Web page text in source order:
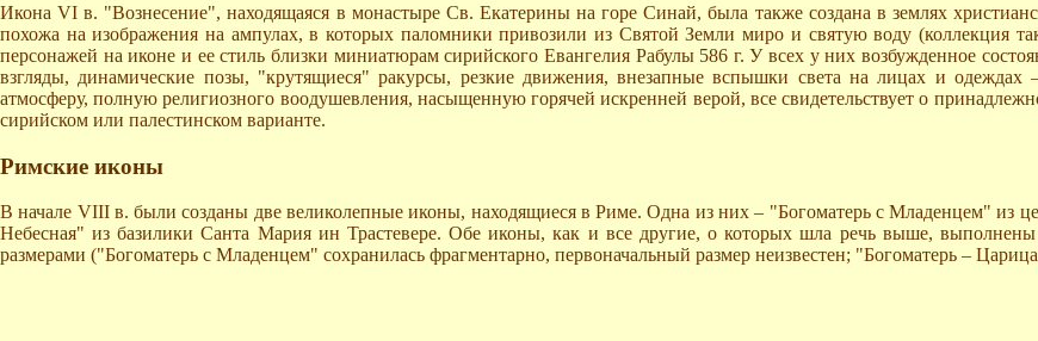
Икона VI в. "Вознесение", находящаяся в монастыре Св. Екатерины на горе Синай, была также создана в землях
похожа на изображения на ампулах, в которых паломники привозили из Святой Земли миро и святую воду (коллекция
персонажей на иконе и ее стиль близки миниатюрам сирийского Евангелия Рабулы 586 г. У всех у них возбужденное
взгляды, динамические позы, "крутящиеся" ракурсы, резкие движения, внезапные вспышки света на лицах и одеждах
атмосферу, полную религиозного воодушевления, насыщенную горячей искренней верой, все свидетельствует о
сирийском или палестинском варианте.
Римские иконы
В начале VIII в. были созданы две великолепные иконы, находящиеся в Риме. Одна из них – "Богоматерь с Младенцем" из
Небесная" из базилики Санта Мария ин Трастевере. Обе иконы, как и все другие, о которых шла речь выше,
размерами ("Богоматерь с Младенцем" сохранилась фрагментарно, первоначальный размер неизвестен; "Богоматерь –